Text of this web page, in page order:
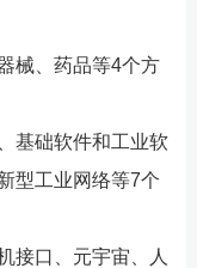
械、药品等4个方
基础软件和工业软
型工业网络等7个
接口、元宇宙、人